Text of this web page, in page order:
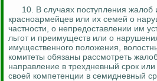
10. В случаях поступления жалоб
красноармейцев или их семей о
частности, о непредоставлении им
льгот и преимуществ или о
имущественного положения,
комитеты обязаны рассмотреть
направление в трехдневный срок
своей компетенции в семидневный